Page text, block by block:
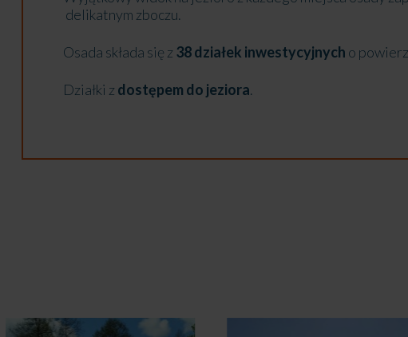
delikatnym zboczu.
Osada składa się z 38 działek inwestycyjnych o
Działki z dostępem do jeziora.